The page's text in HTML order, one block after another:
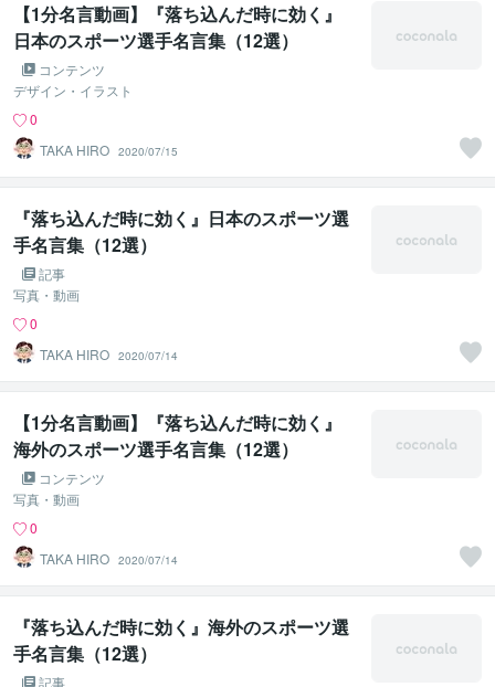
【1分名言動画】『落ち込んだ時に効く』
日本のスポーツ選手名言集（12選）
コンテンツ
デザイン・イラスト
0
TAKA HIRO 2020/07/15
『落ち込んだ時に効く』日本のスポーツ選
手名言集（12選）
記事
写真・動画
0
TAKA HIRO 2020/07/14
【1分名言動画】『落ち込んだ時に効く』
海外のスポーツ選手名言集（12選）
コンテンツ
写真・動画
0
TAKA HIRO 2020/07/14
『落ち込んだ時に効く』海外のスポーツ選
手名言集（12選）
記事